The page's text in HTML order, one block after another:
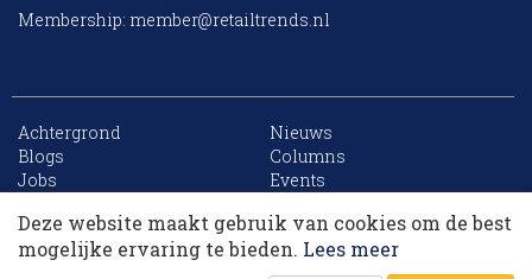
Membership: member@retailtrends.nl
Achtergrond
Nieuws
Blogs
Columns
Jobs
Events
Archief
Sitemap
Deze website maakt gebruik van cookies om de best
mogelijke ervaring te bieden. Lees meer
10 collega’s
Korting op events